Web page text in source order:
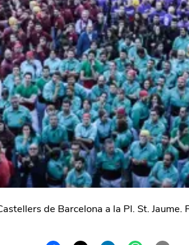
de Barcelona a la Pl. St. Jaume.